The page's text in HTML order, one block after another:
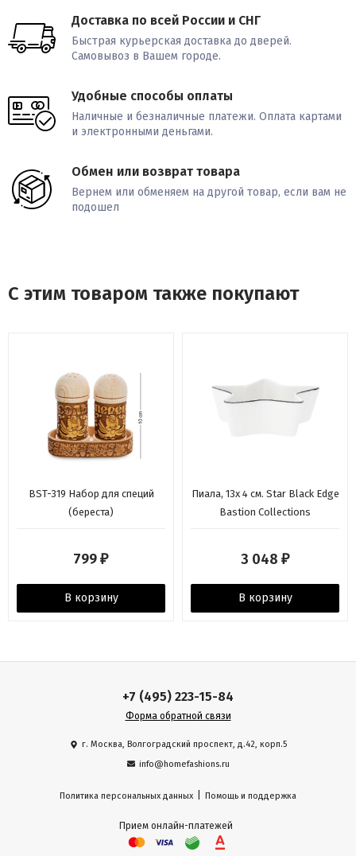
Доставка по всей России и СНГ
Быстрая курьерская доставка до дверей.
Самовывоз в Вашем городе.
Удобные способы оплаты
Наличные и безналичные платежи. Оплата картами
и электронными деньгами.
Обмен или возврат товара
Вернем или обменяем на другой товар, если вам не
подошел
С этим товаром также покупают
BST-319 Набор для специй
(береста)
799 ₽
В корзину
Пиала, 13x 4 см. Star Black Edge
Bastion Collections
3 048 ₽
В корзину
+7 (495) 223-15-84
Форма обратной связи
г. Москва, Волгоградский проспект, д.42, корп.5
info@homefashions.ru
Политика персональных данных Помощь и поддержка
Прием онлайн-платежей